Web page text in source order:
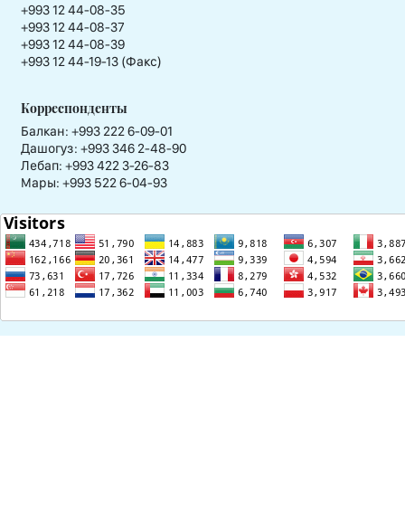
+993 12 44-08-35
+993 12 44-08-37
+993 12 44-08-39
+993 12 44-19-13 (Факс)
Корреспонденты
Балкан: +993 222 6-09-01
Дашогуз: +993 346 2-48-90
Лебап: +993 422 3-26-83
Мары: +993 522 6-04-93